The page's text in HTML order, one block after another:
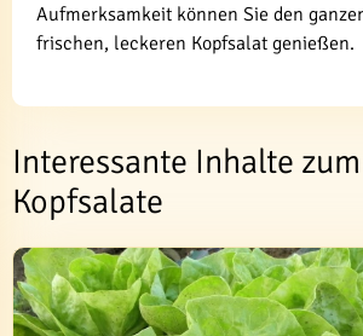
Aufmerksamkeit können Sie den
frischen, leckeren Kopfsalat genießen.
Interessante Inhalte
Kopfsalate